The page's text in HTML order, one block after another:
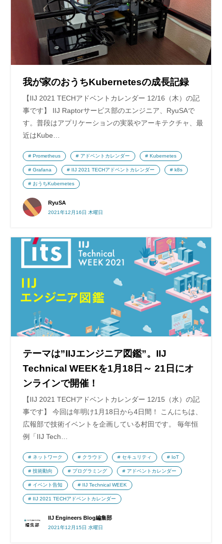
我が家のおうちKubernetesの成長記録
【IIJ 2021 TECHアドベントカレンダー 12/16（木）の記
事です】 IIJ Raptorサービス部のエンジニア、RyuSAで
す。普段はアプリケーションの実装やアーキテクチャ、最
近はKube…
RyuSA
2021年12月16日 木曜日
Prometheus アドベントカレンダー Kubernetes
Grafana IIJ 2021 TECHアドベントカレンダー k8s
おうちKubernetes
テーマは”IIJエンジニア図鑑”。IIJ
Technical WEEKを1月18日～ 21日にオ
ンラインで開催！
【IIJ 2021 TECHアドベントカレンダー 12/15（水）の記
事です】 今回は年明け1月18日から4日間！ こんにちは、
広報部で技術イベントを企画している村田です。 毎年恒
例「IIJ Tech…
IIJ Engineers Blog編集部
2021年12月15日 水曜日
ネットワーク クラウド セキュリティ IoT
技術動向 プログラミング アドベントカレンダー
イベント告知 IIJ Technical WEEK
IIJ 2021 TECHアドベントカレンダー